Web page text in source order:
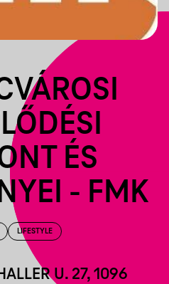
ÉS
- FMK
LIFESTYLE
U. 27, 1096